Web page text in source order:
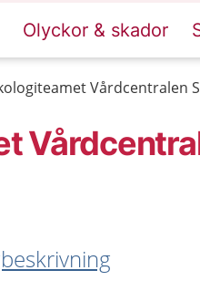
Olyckor & skador
Vårdcentralen